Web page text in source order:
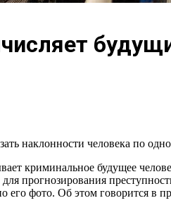
наклонности человека по
криминальное будущее
прогнозирования
фото. Об этом говорится в